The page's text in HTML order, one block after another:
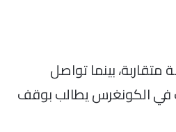
بينما تواصل
في الكونغرس يطالب بوقف